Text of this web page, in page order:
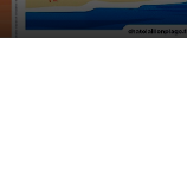
tradition incarnant le